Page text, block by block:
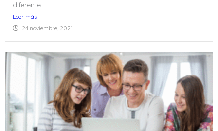
diferente...
Leer más
24 noviembre, 2021